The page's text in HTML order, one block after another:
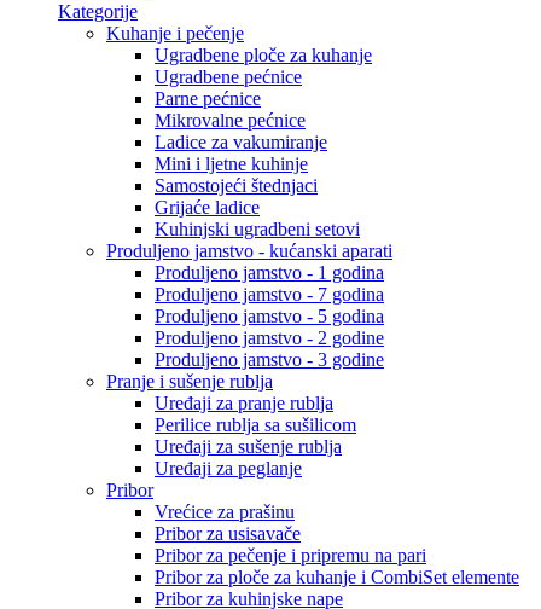
Kategorije
Kuhanje i pečenje
Ugradbene ploče za kuhanje
Ugradbene pećnice
Parne pećnice
Mikrovalne pećnice
Ladice za vakumiranje
Mini i ljetne kuhinje
Samostojeći štednjaci
Grijaće ladice
Kuhinjski ugradbeni setovi
Produljeno jamstvo - kućanski aparati
Produljeno jamstvo - 1 godina
Produljeno jamstvo - 7 godina
Produljeno jamstvo - 5 godina
Produljeno jamstvo - 2 godine
Produljeno jamstvo - 3 godine
Pranje i sušenje rublja
Uređaji za pranje rublja
Perilice rublja sa sušilicom
Uređaji za sušenje rublja
Uređaji za peglanje
Pribor
Vrećice za prašinu
Pribor za usisavače
Pribor za pečenje i pripremu na pari
Pribor za ploče za kuhanje i CombiSet elemente
Pribor za kuhinjske nape